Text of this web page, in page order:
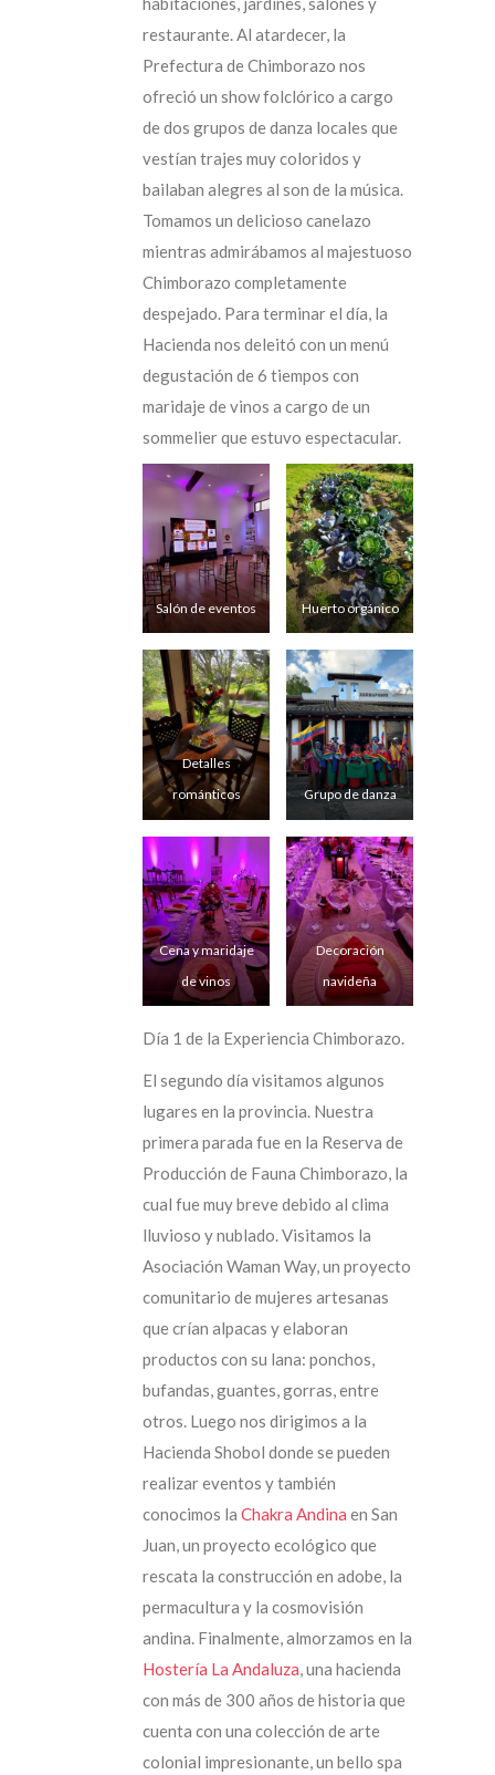
restaurante. Al atardecer, la
Prefectura de Chimborazo nos
ofreció un show folclórico a cargo
de dos grupos de danza locales que
vestían trajes muy coloridos y
bailaban alegres al son de la música.
Tomamos un delicioso canelazo
mientras admirábamos al majestuoso
Chimborazo completamente
despejado. Para terminar el día, la
Hacienda nos deleitó con un menú
degustación de 6 tiempos con
maridaje de vinos a cargo de un
sommelier que estuvo espectacular.
Salón de eventos Huerto orgánico
Detalles
románticos
Grupo de danza
Cena y maridaje
de vinos
Decoración
navideña
Día 1 de la Experiencia Chimborazo.
El segundo día visitamos algunos
lugares en la provincia. Nuestra
primera parada fue en la Reserva de
Producción de Fauna Chimborazo, la
cual fue muy breve debido al clima
lluvioso y nublado. Visitamos la
Asociación Waman Way, un proyecto
comunitario de mujeres artesanas
que crían alpacas y elaboran
productos con su lana: ponchos,
bufandas, guantes, gorras, entre
otros. Luego nos dirigimos a la
Hacienda Shobol donde se pueden
realizar eventos y también
conocimos la Chakra Andina en San
Juan, un proyecto ecológico que
rescata la construcción en adobe, la
permacultura y la cosmovisión
andina. Finalmente, almorzamos en la
Hostería La Andaluza, una hacienda
con más de 300 años de historia que
cuenta con una colección de arte
colonial impresionante, un bello spa